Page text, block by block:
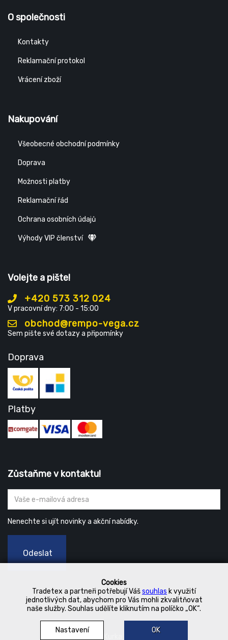
Cookies
Tradetex a partneři potřebují Vášsouhlas k využití
jednotlivých dat, abychom pro Vás mohli zkvalitňovat
naše služby. Souhlas udělíte kliknutím na políčko „OK“.
Nastavení OK
O společnosti
Kontakty
Reklamační protokol
Vrácení zboží
Nakupování
Všeobecné obchodní podmínky
Doprava
Možnosti platby
Reklamační řád
Ochrana osobních údajů
Výhody VIP členství
Volejte a pište!
+420 573 312 024
V pracovní dny: 7:00 - 15:00
obchod@rempo-vega.cz
Sem pište své dotazy a připomínky
Doprava
Platby
Zůstaňme v kontaktu!
Nenechte si ujít novinky a akční nabídky.
Odeslat